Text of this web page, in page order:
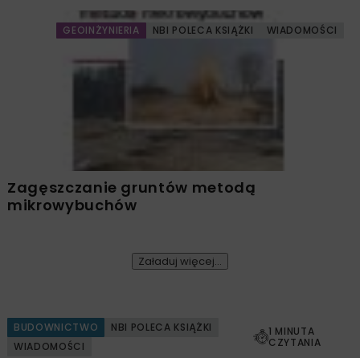
GEOINŻYNIERIA NBI POLECA KSIĄŻKI WIADOMOŚCI
Zagęszczanie gruntów metodą
mikrowybuchów
Załaduj więcej...
BUDOWNICTWO
NBI POLECA KSIĄŻKI
WIADOMOŚCI
1 MINUTA
CZYTANIA